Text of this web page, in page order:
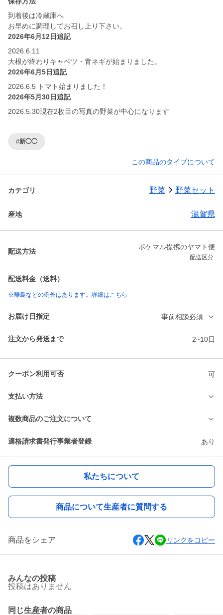
到着後は冷蔵庫へ
お早めに調理してお召し上り下さい。
2026年6月12日追記
2026.6.11
大根が終わりキャベツ・青ネギが始まりました。
2026年6月5日追記
2026.6.5 トマト始まりました！
2026年5月30日追記
2026.5.30現在2枚目の写真の野菜が中心になります
#新◯◯
この商品のタイプについて
カテゴリ 野菜 野菜セット
産地 滋賀県
配送方法
ポケマル提携のヤマト便
配送区分:
配送料金（送料）
※離島などの例外はあります。詳細はこちら
お届け日指定 事前相談必須
注文から発送まで 2~10日
クーポン利用可否 可
支払い方法
複数商品のご注文について
適格請求書発行事業者登録 あり
私たちについて
商品について生産者に質問する
商品をシェア リンクをコピー
みんなの投稿
投稿はありません
同じ生産者の商品